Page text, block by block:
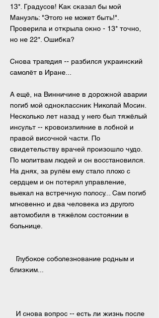
13*. Градусов! Как сказал бы мой
Мануэль: "Этого не может быть!".
Проверила и открыла окно - 13* точно,
но не 22*. Ошибка?
Снова трагедия -- разбился украинский
самолёт в Иране...
А ещё, на Винничине в дорожной аварии
погиб мой одноклассник Николай Мосин.
Несколько лет назад у него был тяжёлый
инсульт -- кровоизлияние в лобной и
правой височной части. По
свидетельству врачей произошло чудо.
По молитвам людей и он восстановился.
На днях, за рулём ему стало плохо с
сердцем и он потерял управление,
выехал на встречную полосу... Сам погиб
мгновенно и два человека из другого
автомобиля в тяжёлом состоянии в
больнице.
Глубокое соболезнование родным и
близким...
И снова вопрос -- есть ли жизнь после